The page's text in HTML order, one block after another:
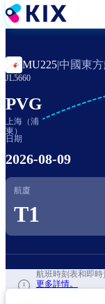
移
至
內
容
MU225|中國東
JL5660
PVG
上海（浦
東）
日期
2026-08-09
航廈
T1
航班時刻表和即時
更多詳情。